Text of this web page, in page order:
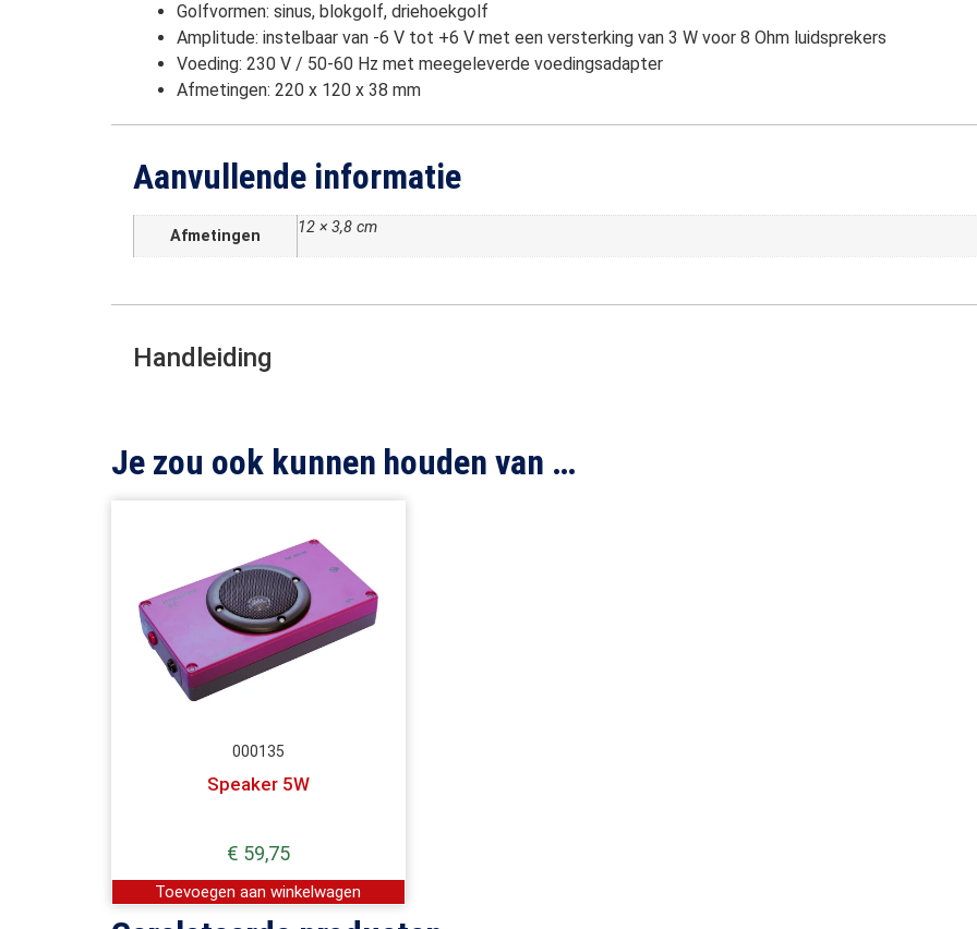
Golfvormen: sinus, blokgolf, driehoekgolf
Amplitude: instelbaar van -6 V tot +6 V met een versterking van 3 W voor 8 Ohm luidsprekers
Voeding: 230 V / 50-60 Hz met meegeleverde voedingsadapter
Afmetingen: 220 x 120 x 38 mm
Aanvullende informatie
Afmetingen 12 × 3,8 cm
Handleiding
Je zou ook kunnen houden van …
000135
Speaker 5W
€ 59,75
Toevoegen aan winkelwagen